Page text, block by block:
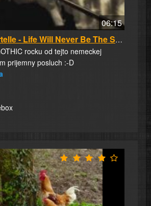
06:15
L'Ame Immortelle - Life Will Never Be The Sam...
rocku od tejto nemeckej
prijemny posluch :-D